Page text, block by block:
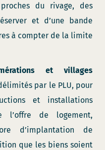
du rivage, des
et d’une bande
à compter de la limite
et villages
par le PLU, pour
et installations
l’offre de logement,
d’implantation de
que les biens soient